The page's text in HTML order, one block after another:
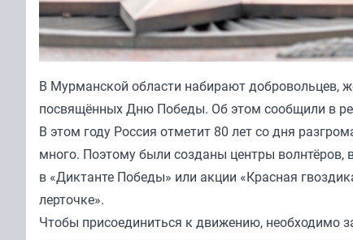
В Мурманской области набирают добровольцев,
посвящённых Дню Победы. Об этом сообщили в
В этом году Россия отметит 80 лет со дня
много. Поэтому были созданы центры волнтёров,
в «Диктанте Победы» или акции «Красная
лерточке».
Чтобы присоединиться к движению, необходимо